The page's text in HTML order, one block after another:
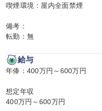
喫煙環境：屋内全面禁煙
備考：
転勤：無
給与
年俸：400万円～600万円
想定年収
400万円～600万円